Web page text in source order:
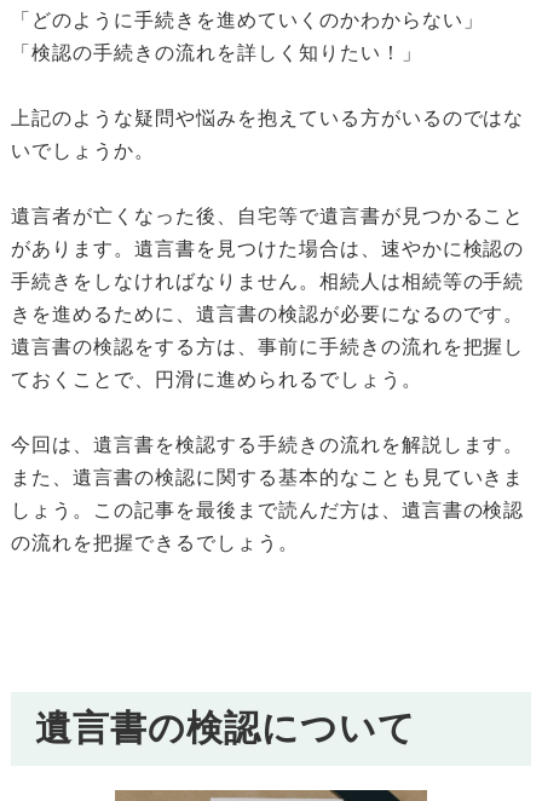
「どのように手続きを進めていくのかわからない」
「検認の手続きの流れを詳しく知りたい！」
上記のような疑問や悩みを抱えている方がいるのではな
いでしょうか。
遺言者が亡くなった後、自宅等で遺言書が見つかること
があります。遺言書を見つけた場合は、速やかに検認の
手続きをしなければなりません。相続人は相続等の手続
きを進めるために、遺言書の検認が必要になるのです。
遺言書の検認をする方は、事前に手続きの流れを把握し
ておくことで、円滑に進められるでしょう。
今回は、遺言書を検認する手続きの流れを解説します。
また、遺言書の検認に関する基本的なことも見ていきま
しょう。この記事を最後まで読んだ方は、遺言書の検認
の流れを把握できるでしょう。
遺言書の検認について